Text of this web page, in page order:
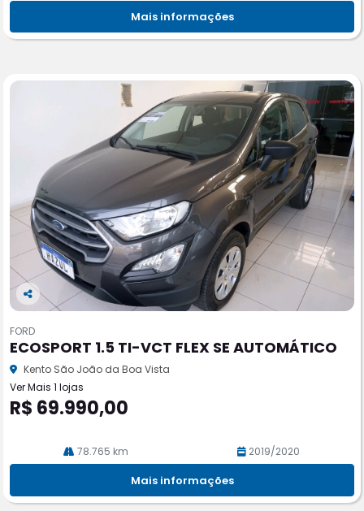
Mais informações
Co
pa
rtil
he
FORD
ECOSPORT 1.5 TI-VCT FLEX SE AUTOMÁTICO
Kento São João da Boa Vista
Ver Mais 1 lojas
R$ 69.990,00
78.765 km 2019/2020
Mais informações